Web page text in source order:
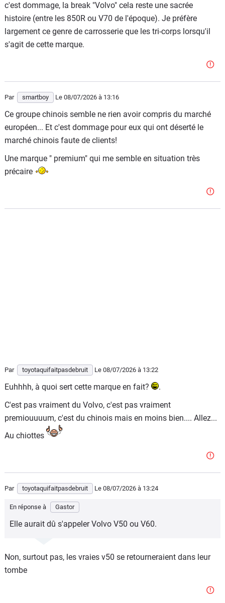
c'est dommage, la break "Volvo" cela reste une sacrée
histoire (entre les 850R ou V70 de l'époque). Je préfère
largement ce genre de carrosserie que les tri-corps lorsqu'il
s'agit de cette marque.
Par smartboy Le 08/07/2026 à 13:16
Ce groupe chinois semble ne rien avoir compris du marché
européen... Et c'est dommage pour eux qui ont déserté le
marché chinois faute de clients!
Une marque " premium" qui me semble en situation très
précaire
Par toyotaquifaitpasdebruit Le 08/07/2026 à 13:22
Euhhhh, à quoi sert cette marque en fait?
.
C'est pas vraiment du Volvo, c'est pas vraiment
premiouuuum, c'est du chinois mais en moins bien.... Allez...
Au chiottes
Par toyotaquifaitpasdebruit Le 08/07/2026 à 13:24
En réponse à Gastor
Elle aurait dû s'appeler Volvo V50 ou V60.
Non, surtout pas, les vraies v50 se retourneraient dans leur
tombe